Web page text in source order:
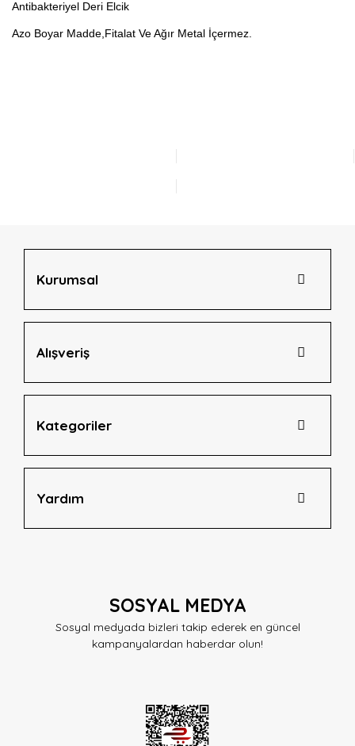
Antibakteriyel Deri Elcik
Azo Boyar Madde,Fitalat Ve Ağır Metal İçermez.
Ürün açıklamasında eksik bilgiler bulunuyor.
Kurumsal
Alışveriş
Kategoriler
Yardım
SOSYAL MEDYA
Sosyal medyada bizleri takip ederek en güncel
kampanyalardan haberdar olun!